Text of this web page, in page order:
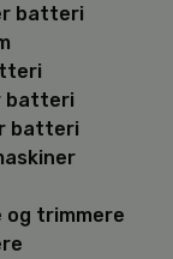
batteri
batteri
batteri
og trimmere